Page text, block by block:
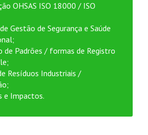
OHSAS ISO 18000 / ISO
Gestão de Segurança e Saúde
de Padrões / formas de Registro
Resíduos Industriais /
e Impactos.